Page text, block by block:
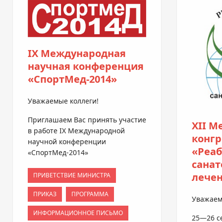
IX Международная
научная конференция
«СпортМед-2014»
Уважаемые коллеги!
Приглашаем Вас принять участие
в работе IX Международной
научной конференции
«СпортМед-2014»
ПРИВЕТСТВИЕ МИНИСТРА
ПРИКАЗ ПРОГРАММА
ИНФОРМАЦИОННОЕ ПИСЬМО
XII
25—26